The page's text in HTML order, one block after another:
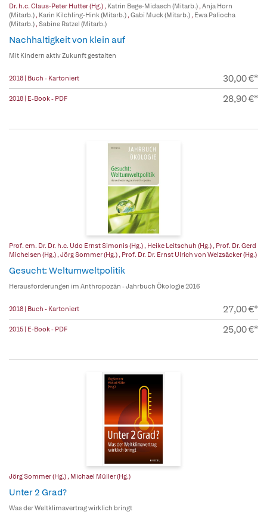
Dr. h.c. Claus-Peter Hutter (Hg.) , Katrin Bege-Midasch (Mitarb.) ,Anja Horn
(Mitarb.) , Karin Kilchling-Hink (Mitarb.) ,Gabi Muck (Mitarb.) , Ewa Paliocha
(Mitarb.) ,Sabine Ratzel (Mitarb.)
Nachhaltigkeit von klein auf
Mit Kindern aktiv Zukunft gestalten
2018 | Buch - Kartoniert 30,00 €*
2018 | E-Book - PDF 28,90 €*
Prof. em. Dr. Dr. h.c. Udo Ernst Simonis (Hg.) , Heike Leitschuh (Hg.) , Prof. Dr. Gerd
Michelsen (Hg.) ,Jörg Sommer (Hg.) , Prof. Dr. Dr. Ernst Ulrich von Weizsäcker (Hg.)
Gesucht: Weltumweltpolitik
Herausforderungen im Anthropozän - Jahrbuch Ökologie 2016
2018 | Buch - Kartoniert 27,00 €*
2015 | E-Book - PDF 25,00 €*
Jörg Sommer (Hg.) , Michael Müller (Hg.)
Unter 2 Grad?
Was der Weltklimavertrag wirklich bringt